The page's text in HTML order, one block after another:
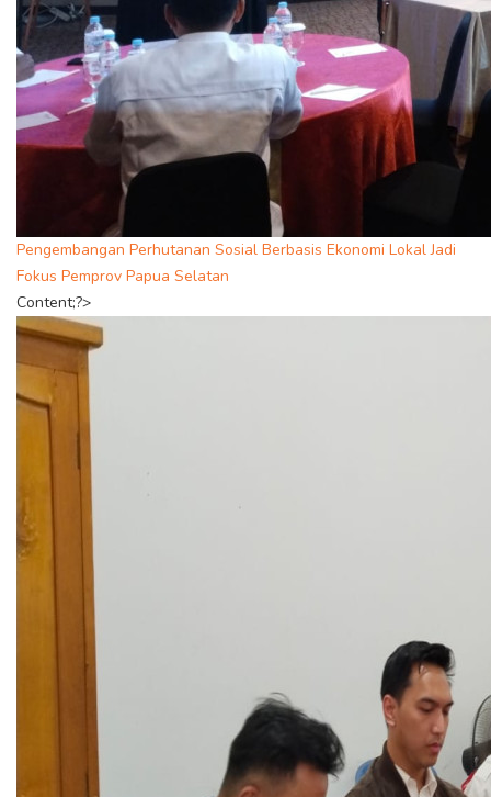
Pengembangan Perhutanan Sosial Berbasis Ekonomi Lokal Jadi
Fokus Pemprov Papua Selatan
Content;?>